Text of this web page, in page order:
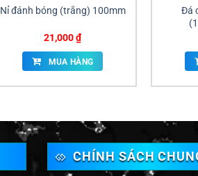
Nỉ đánh bóng (trắng) 100mm
21,000₫
MUA HÀNG
Đá
CHÍNH SÁCH